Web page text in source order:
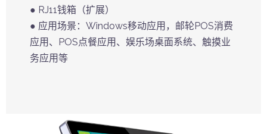
● RJ11钱箱（扩展）
● 应用场景：Windows移动应用，邮轮POS消费
应用、POS点餐应用、娱乐场桌面系统、触摸业
务应用等